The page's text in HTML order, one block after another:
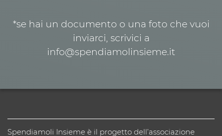
*se hai un documento o una foto che vuoi
inviarci, scrivici a
info@spendiamolinsieme.it
Spendiamoli Insieme è il progetto dell’associazione